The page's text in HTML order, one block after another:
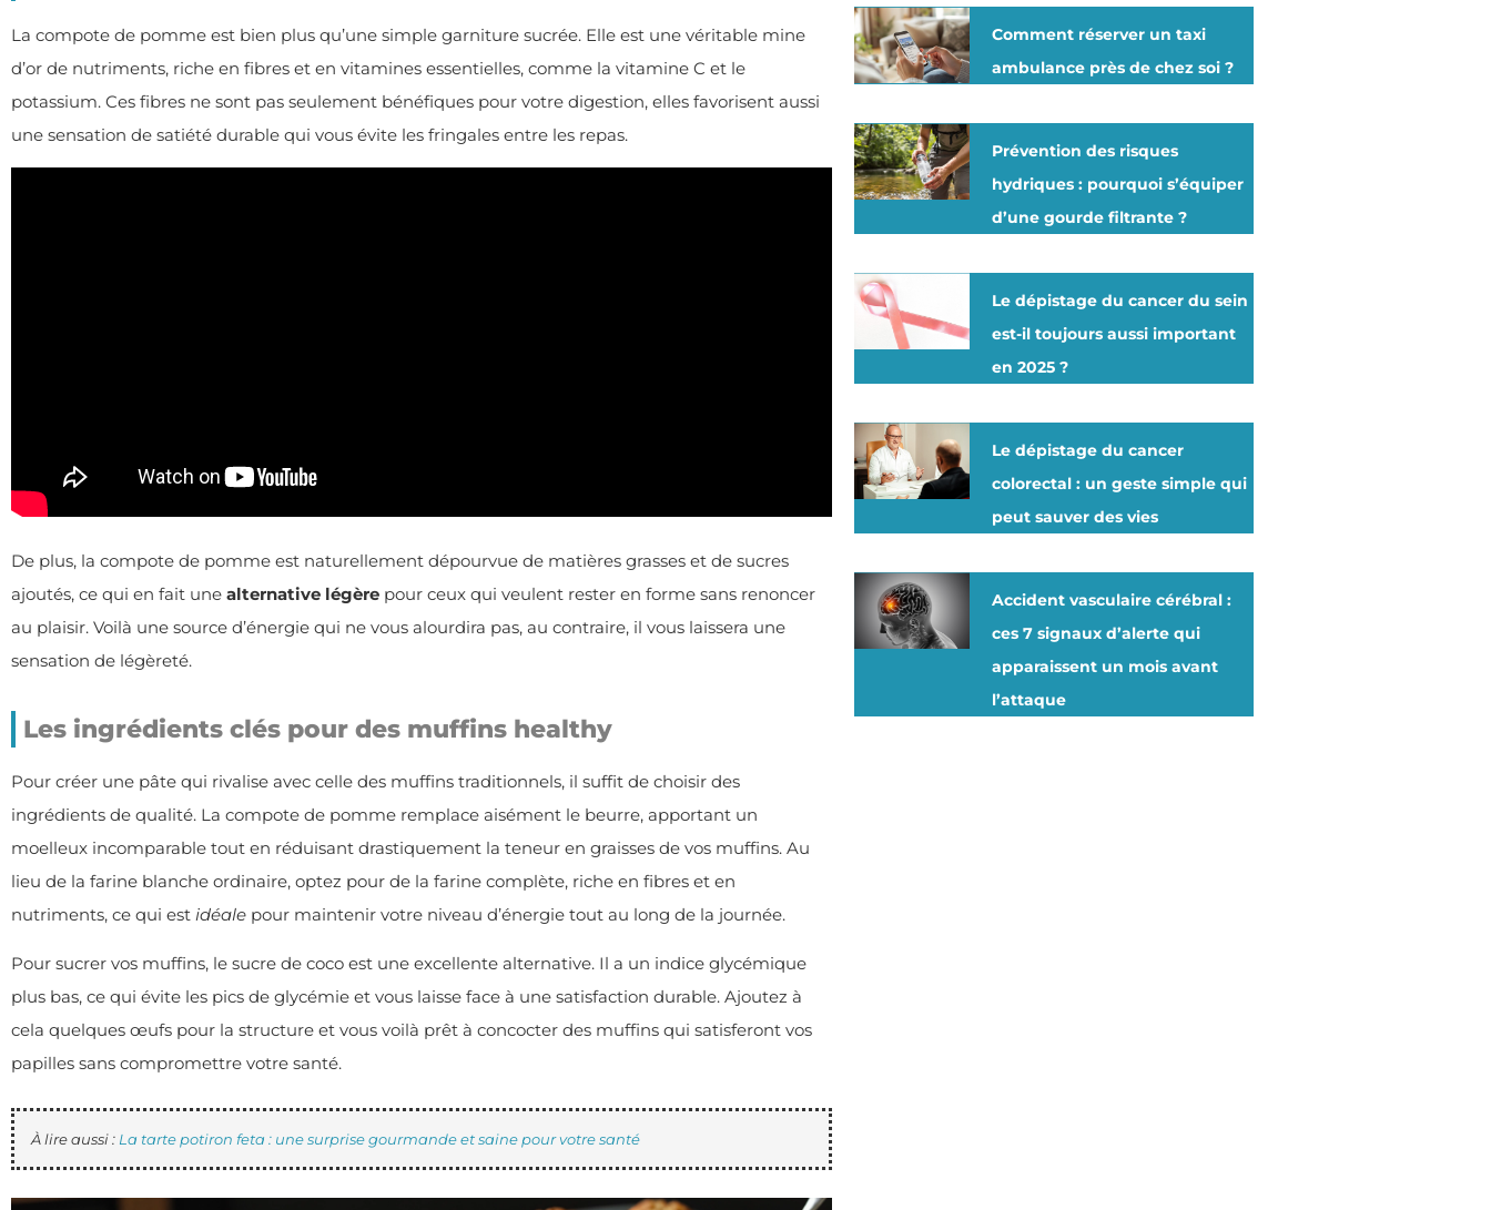
La compote de pomme est bien plus qu’une simple garniture sucrée. Elle est une véritable mine
d’or de nutriments, riche en fibres et en vitamines essentielles, comme la vitamine C et le
potassium. Ces fibres ne sont pas seulement bénéfiques pour votre digestion, elles favorisent aussi
une sensation de satiété durable qui vous évite les fringales entre les repas.
De plus, la compote de pomme est naturellement dépourvue de matières grasses et de sucres
ajoutés, ce qui en fait une alternative légère pour ceux qui veulent rester en forme sans renoncer
au plaisir. Voilà une source d’énergie qui ne vous alourdira pas, au contraire, il vous laissera une
sensation de légèreté.
Les ingrédients clés pour des muffins healthy
Pour créer une pâte qui rivalise avec celle des muffins traditionnels, il suffit de choisir des
ingrédients de qualité. La compote de pomme remplace aisément le beurre, apportant un
moelleux incomparable tout en réduisant drastiquement la teneur en graisses de vos muffins. Au
lieu de la farine blanche ordinaire, optez pour de la farine complète, riche en fibres et en
nutriments, ce qui est idéale pour maintenir votre niveau d’énergie tout au long de la journée.
Pour sucrer vos muffins, le sucre de coco est une excellente alternative. Il a un indice glycémique
plus bas, ce qui évite les pics de glycémie et vous laisse face à une satisfaction durable. Ajoutez à
cela quelques œufs pour la structure et vous voilà prêt à concocter des muffins qui satisferont vos
papilles sans compromettre votre santé.
À lire aussi : La tarte potiron feta : une surprise gourmande et saine pour votre santé
Comment réserver un taxi
ambulance près de chez soi ?
Prévention des risques
hydriques : pourquoi s’équiper
d’une gourde filtrante ?
Le dépistage du cancer du sein
est-il toujours aussi important
en 2025 ?
Le dépistage du cancer
colorectal : un geste simple qui
peut sauver des vies
Accident vasculaire cérébral :
ces 7 signaux d’alerte qui
apparaissent un mois avant
l’attaque